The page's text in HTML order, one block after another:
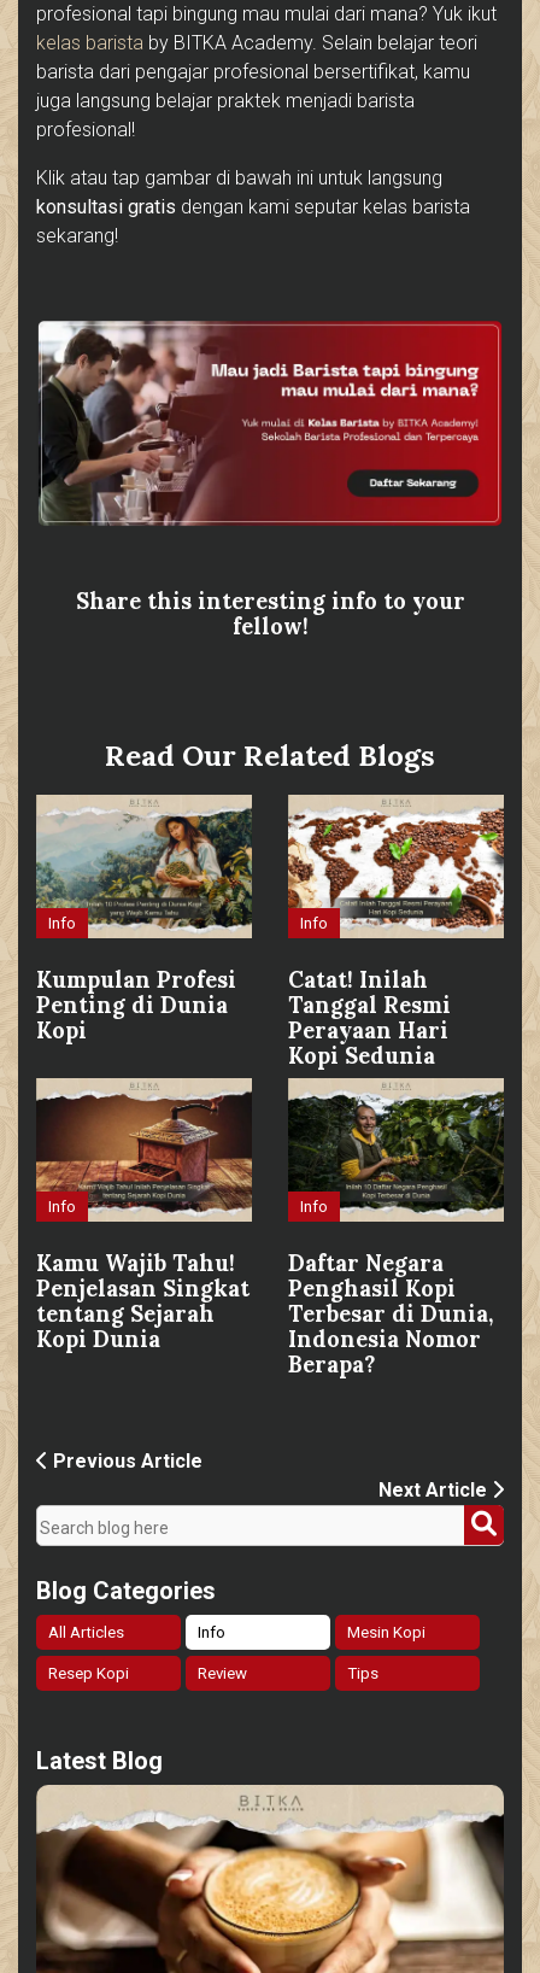
profesional tapi bingung mau mulai dari mana? Yuk ikut
kelas barista by BITKA Academy. Selain belajar teori
barista dari pengajar profesional bersertifikat, kamu
juga langsung belajar praktek menjadi barista
profesional!
Klik atau tap gambar di bawah ini untuk langsung
konsultasi gratis dengan kami seputar kelas barista
sekarang!
Share this interesting info to your
fellow!
Read Our Related Blogs
Info
Kumpulan Profesi
Penting di Dunia
Kopi
Info
Catat! Inilah
Tanggal Resmi
Perayaan Hari
Kopi Sedunia
Info
Kamu Wajib Tahu!
Penjelasan Singkat
tentang Sejarah
Kopi Dunia
Info
Daftar Negara
Penghasil Kopi
Terbesar di Dunia,
Indonesia Nomor
Berapa?
Previous Article
Next Article
Blog Categories
All Articles Info Mesin Kopi
Resep Kopi Review Tips
Latest Blog